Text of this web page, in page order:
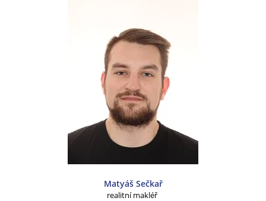
Matyáš Sečkař
realitní makléř